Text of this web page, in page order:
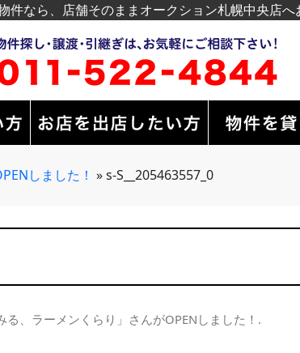
なら、店舗そのままオークション札幌中央店
しました！ »s-S__205463557_0
る、ラーメンくらり」さんがOPENしました！ .